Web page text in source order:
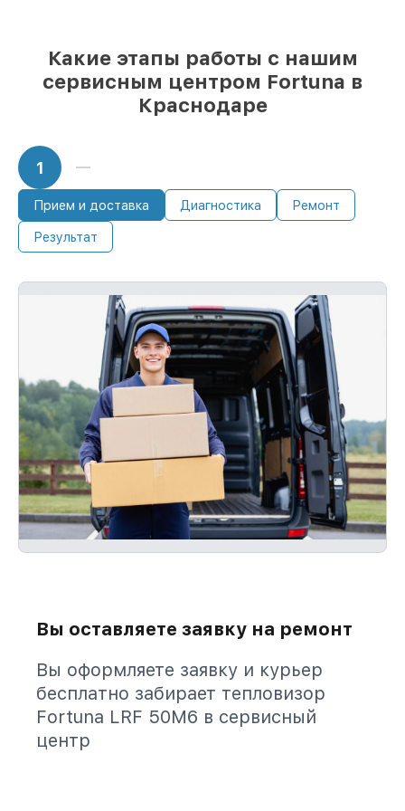
Какие этапы работы с нашим
сервисным центром Fortuna в
Краснодаре
1
Прием и доставка Диагностика Ремонт
Результат
Вы оставляете заявку на ремонт
Вы оформляете заявку и курьер
бесплатно забирает тепловизор
Fortuna LRF 50M6 в сервисный
центр